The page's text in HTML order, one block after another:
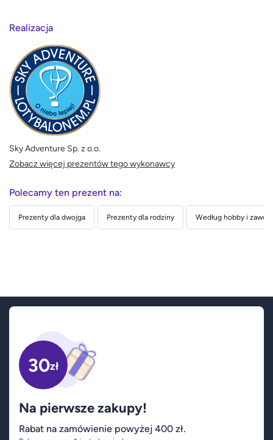
Realizacja
Sky Adventure Sp. z o.o.
Zobacz więcej prezentów tego wykonawcy
Polecamy ten prezent na:
Prezenty dla dwojga Prezenty dla rodziny Według hobby i
30zł
Na pierwsze zakupy!
Rabat na zamówienie powyżej 400 zł.